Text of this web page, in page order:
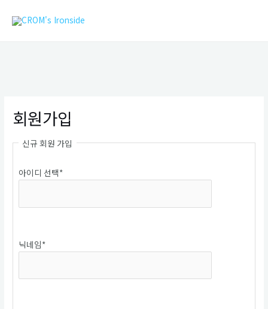
회원가입
신규 회원 가입
아이디 선택*
닉네임*